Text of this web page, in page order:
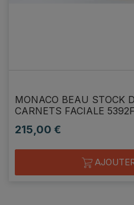
MONACO BEAU STOCK
CARNETS FACIALE
Prix
215,00 €